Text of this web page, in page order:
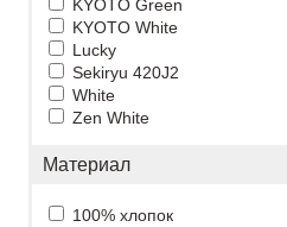
KYOTO Green
KYOTO White
Lucky
Sekiryu 420J2
White
Zen White
Материал
100% хлопок